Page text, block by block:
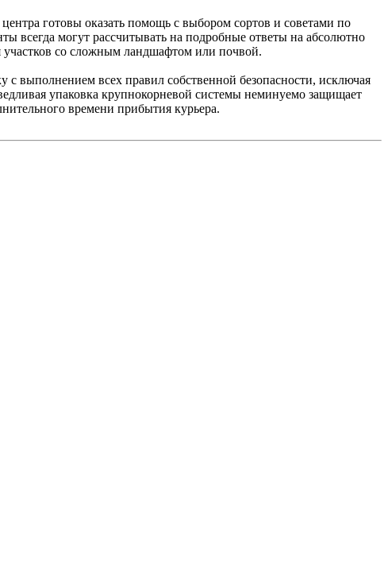
готовы оказать помощь с выбором сортов и советами по
всегда могут рассчитывать на подробные ответы на абсолютно
участков со сложным ландшафтом или почвой.
выполнением всех правил собственной безопасности, исключая
упаковка крупнокорневой системы неминуемо защищает
времени прибытия курьера.